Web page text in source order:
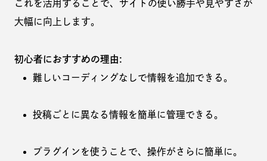
これを活用することで、サイトの使い勝手や見やすさが
大幅に向上します。
初心者におすすめの理由:
難しいコーディングなしで情報を追加できる。
投稿ごとに異なる情報を簡単に管理できる。
プラグインを使うことで、操作がさらに簡単に。